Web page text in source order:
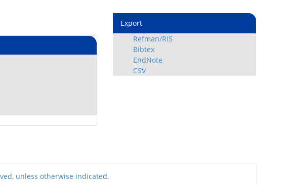
Export
Refman/RIS
Bibtex
EndNote
CSV
unless otherwise indicated.